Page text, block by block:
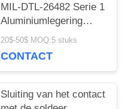
MIL-DTL-26482 Serie 1
Aluminiumlegering
Shell Mil DTL 26482 I
20$-50$ MOQ:5 stuks
CONTACT
Sluiting van het contact